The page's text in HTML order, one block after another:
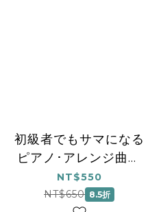
初級者でもサマになる
ピアノ･アレンジ曲集
［映画＆ポピュラー］
NT$550
NT$650 8.5折